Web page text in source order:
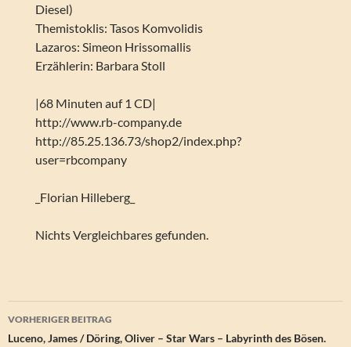
Diesel)
Themistoklis: Tasos Komvolidis
Lazaros: Simeon Hrissomallis
Erzählerin: Barbara Stoll
|68 Minuten auf 1 CD|
http://www.rb-company.de
http://85.25.136.73/shop2/index.php?
user=rbcompany
_Florian Hilleberg_
Nichts Vergleichbares gefunden.
Beitragsnavigation
VORHERIGER BEITRAG
Luceno, James / Döring, Oliver – Star Wars – Labyrinth des Bösen.